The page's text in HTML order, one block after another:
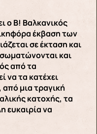
ο Β! Βαλκανικός
έκβαση των
σε έκταση και
και
από τα
να τα κατέχει
από μια τραγική
κατοχής, τα
ευκαιρία να